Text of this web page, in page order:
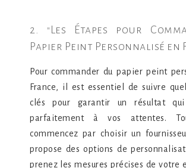
2. "Les Étapes pour
Papier Peint Personnalisé en
Pour commander du papier peint
France, il est essentiel de suivre
clés pour garantir un résultat qui
parfaitement à vos attentes.
commencez par choisir un
propose des options de
prenez les mesures précises de votre